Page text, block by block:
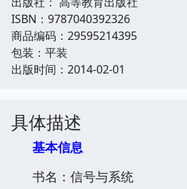
ISBN：9787040392326
商品编码：29595214395
包装：平装
出版时间：2014-02-01
具体描述
基本信息
书名：信号与系统